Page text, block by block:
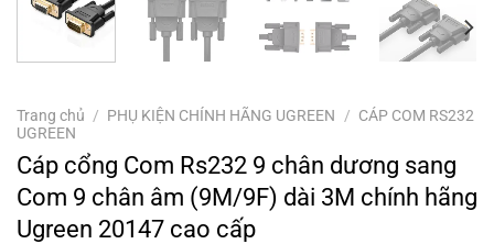
Trang chủ / PHỤ KIỆN CHÍNH HÃNG UGREEN / CÁP COM RS232
UGREEN
Cáp cổng Com Rs232 9 chân dương sang
Com 9 chân âm (9M/9F) dài 3M chính hãng
Ugreen 20147 cao cấp